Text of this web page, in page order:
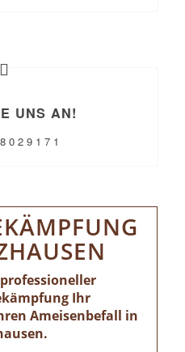
UNS AN!
0 2 9 1 7 1
Ihr
Ameisenbefall in